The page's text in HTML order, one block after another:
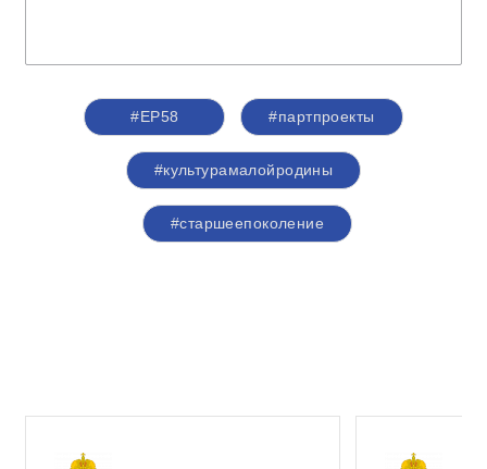
#ЕР58 #партпроекты
#культурамалойродины
#старшеепоколение